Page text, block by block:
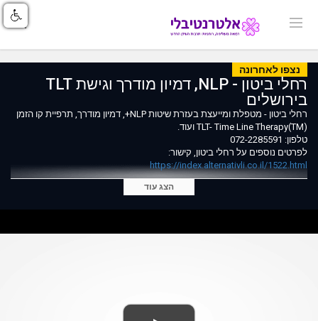
נצפו לאחרונה
רחלי ביטון - NLP, דמיון מודרך וגישת TLT
בירושלים
רחלי ביטון - מטפלת ומייעצת בעזרת שיטות NLP+, דמיון מודרך, תרפיית קו הזמן
(TLT- Time Line Therapy(TM ועוד.
טלפון: 072-2285591
לפרטים נוספים על רחלי ביטון, קישור:
https://index.alternativli.co.il/1522.html
הצג עוד